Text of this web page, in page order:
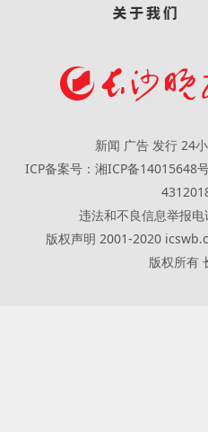
新闻 广告 发行 24
ICP备案号：湘ICP备14015648
违法和不良信息举报
版权声明 2001-2020
版权所有